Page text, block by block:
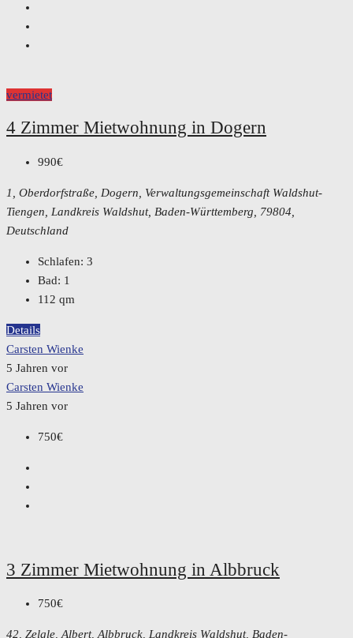
vermietet
4 Zimmer Mietwohnung in Dogern
990€
1, Oberdorfstraße, Dogern, Verwaltungsgemeinschaft Waldshut-
Tiengen, Landkreis Waldshut, Baden-Württemberg, 79804,
Deutschland
Schlafen: 3
Bad: 1
112 qm
Details
Carsten Wienke
5 Jahren vor
Carsten Wienke
5 Jahren vor
750€
3 Zimmer Mietwohnung in Albbruck
750€
42, Zelgle, Albert, Albbruck, Landkreis Waldshut, Baden-